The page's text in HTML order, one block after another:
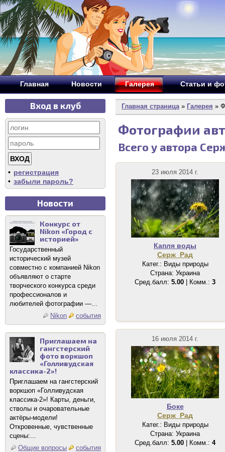
Главная Новости Галерея Статьи и
Вход в клуб
• регистрация
• забыли пароль?
Новости
Конкурс от
Nikon «Город с
историей»
Государственный
исторический музей
совместно с компанией Nikon
объявляют о старте
творческого конкурса среди
профессионалов и
любителей фотографии —...
Nikon
события
Приглашаем на
гангстерский
фото воркшоп
«Голливудская
классика-2»!
Приглашаем на гангстерский
воркшоп «Голливудская
классика-2»! Карты, деньги,
стволы и очаровательные
актёры-модели!
Откровенные, чувственные
сцены:...
Общие вопросы
события
Главная страница» Галерея »
Фотографии
Всего у автора
23 июля 2014 г.
Капля воды
Серж_Рад
Катег.: Виды природы
Страна: Украина
Сред.балл: 5.00 | Комм.: 3
16 июля 2014 г.
Боке
Серж_Рад
Катег.: Виды природы
Страна: Украина
Сред.балл: 5.00 | Комм.: 4